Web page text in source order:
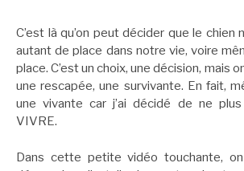
C’est là qu’on peut décider que le chien
autant de place dans notre vie, voire
place. C’est un choix, une décision, mais
une rescapée, une survivante. En fait,
une vivante car j’ai décidé de ne
VIVRE.
Dans cette petite vidéo touchante,